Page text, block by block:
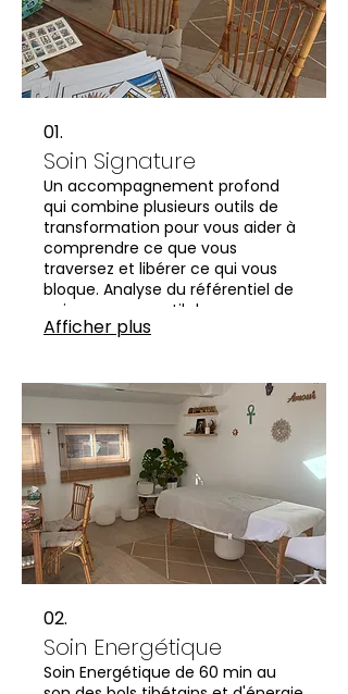
01.
Soin Signature
Un accompagnement profond
qui combine plusieurs outils de
transformation pour vous aider à
comprendre ce que vous
traversez et libérer ce qui vous
bloque. Analyse du référentiel de
naissance, un outil de
développement personnel
des bols tibétains.
Afficher plus
02.
Soin Energétique
Soin Energétique de 60 min au